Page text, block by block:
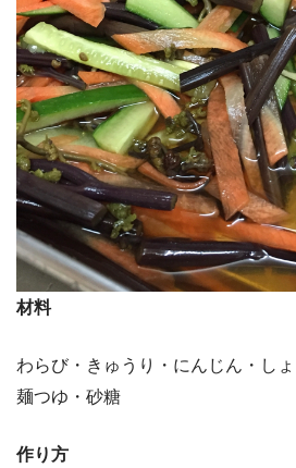
材料
わらび・きゅうり・にんじん・し
麺つゆ・砂糖
作り方